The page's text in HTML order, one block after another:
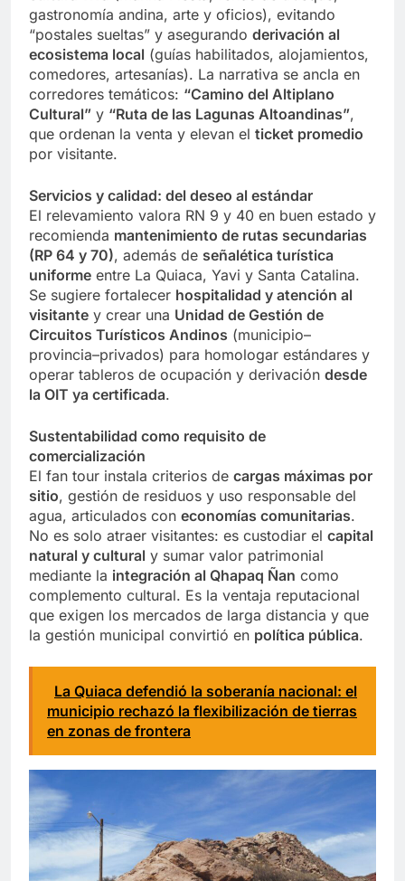
gastronomía andina, arte y oficios), evitando
“postales sueltas” y asegurando derivación al
ecosistema local (guías habilitados, alojamientos,
comedores, artesanías). La narrativa se ancla en
corredores temáticos: “Camino del Altiplano
Cultural” y “Ruta de las Lagunas Altoandinas”,
que ordenan la venta y elevan el ticket promedio
por visitante.
Servicios y calidad: del deseo al estándar
El relevamiento valora RN 9 y 40 en buen estado y
recomienda mantenimiento de rutas secundarias
(RP 64 y 70), además de señalética turística
uniforme entre La Quiaca, Yavi y Santa Catalina.
Se sugiere fortalecer hospitalidad y atención al
visitante y crear una Unidad de Gestión de
Circuitos Turísticos Andinos (municipio–
provincia–privados) para homologar estándares y
operar tableros de ocupación y derivación desde
la OIT ya certificada.
Sustentabilidad como requisito de
comercialización
El fan tour instala criterios de cargas máximas por
sitio, gestión de residuos y uso responsable del
agua, articulados con economías comunitarias.
No es solo atraer visitantes: es custodiar el capital
natural y cultural y sumar valor patrimonial
mediante la integración al Qhapaq Ñan como
complemento cultural. Es la ventaja reputacional
que exigen los mercados de larga distancia y que
la gestión municipal convirtió en política pública.
La Quiaca defendió la soberanía nacional: el
municipio rechazó la flexibilización de tierras
en zonas de frontera